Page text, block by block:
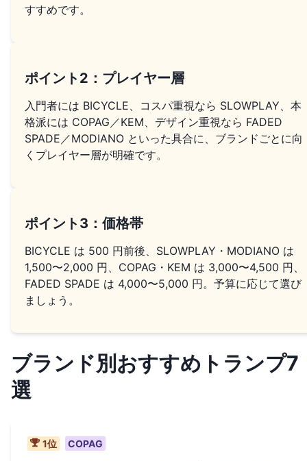
すすめです。
ポイント2：プレイヤー層
入門者には BICYCLE、コスパ重視なら SLOWPLAY、本
格派には COPAG／KEM、デザイン重視なら FADED
SPADE／MODIANO といった具合に、ブランドごとに向
くプレイヤー層が明確です。
ポイント3：価格帯
BICYCLE は 500 円前後、SLOWPLAY・MODIANO は
1,500〜2,000 円、COPAG・KEM は 3,000〜4,500 円、
FADED SPADE は 4,000〜5,000 円。予算に応じて選び
ましょう。
ブランド別おすすめトランプ7
選
1位 COPAG